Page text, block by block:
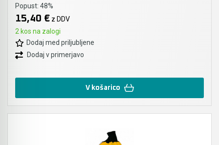
Popust: 48%
15,40 € z DDV
2 kos na zalogi
Dodaj med priljubljene
Dodaj v primerjavo
V košarico